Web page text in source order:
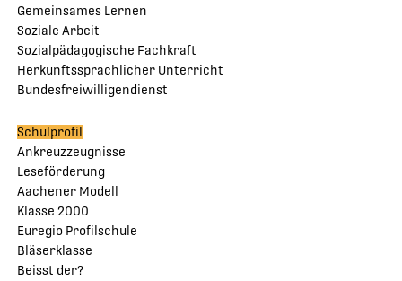
Gemeinsames Lernen
Soziale Arbeit
Sozialpädagogische Fachkraft
Herkunftssprachlicher Unterricht
Bundesfreiwilligendienst
Schulprofil
Ankreuzzeugnisse
Leseförderung
Aachener Modell
Klasse 2000
Euregio Profilschule
Bläserklasse
Beisst der?